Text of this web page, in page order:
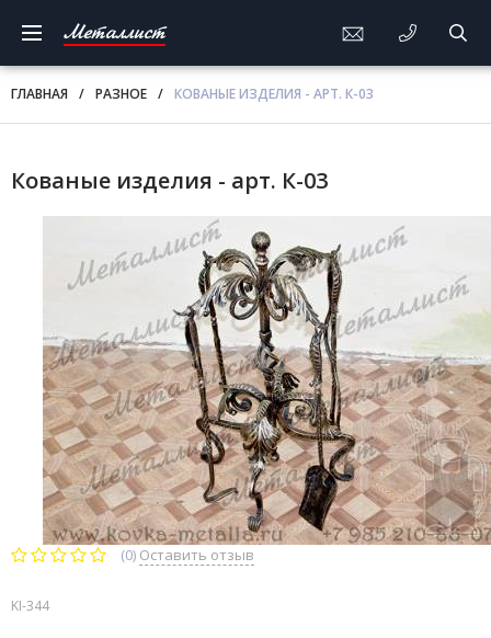
Металлист
ГЛАВНАЯ / РАЗНОЕ / КОВАНЫЕ ИЗДЕЛИЯ - АРТ. К-03
Кованые изделия - арт. К-03
(0) Оставить отзыв
KI-344